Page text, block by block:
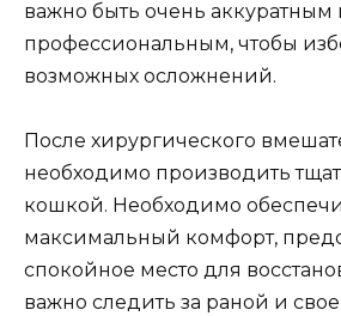
важно быть очень аккуратным
профессиональным, чтобы
возможных осложнений.
После хирургического
необходимо производить
кошкой. Необходимо
максимальный комфорт,
спокойное место для
важно следить за раной и